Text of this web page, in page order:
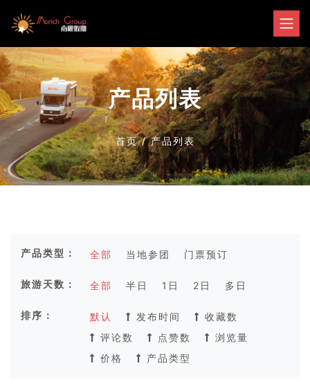
产品列表
首页/产品列表
产品类型： 全部 当地参团 门票预订
旅游天数： 全部 半日 1日 2日 多日
排序： 默认 发布时间
收藏数
评论数
点赞数
浏览量
价格
产品类型